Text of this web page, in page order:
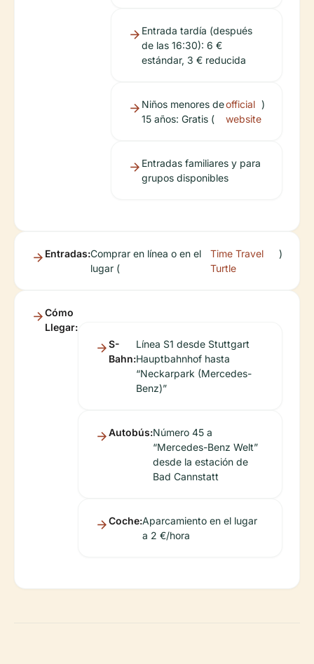
Entrada tardía (después
de las 16:30): 6 €
estándar, 3 € reducida
Niños menores de
15 años: Gratis (
official
website
)
Entradas familiares y para
grupos disponibles
Entradas:Comprar en línea o en el
lugar (
Time Travel
Turtle
)
Cómo
Llegar:
S-
Bahn:
Línea S1 desde Stuttgart
Hauptbahnhof hasta
“Neckarpark (Mercedes-
Benz)”
Autobús:Número 45 a
“Mercedes-Benz Welt”
desde la estación de
Bad Cannstatt
Coche:Aparcamiento en el lugar
a 2 €/hora